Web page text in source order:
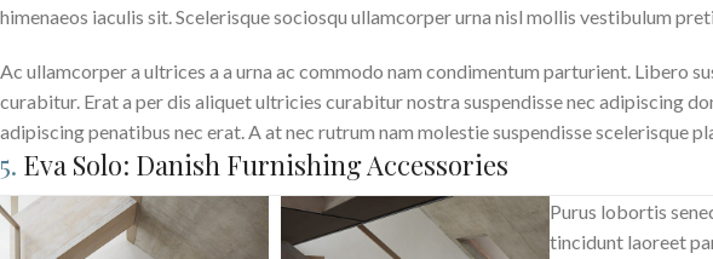
himenaeos iaculis sit. Scelerisque sociosqu ullamcorper urna nisl mollis vestibulum
Ac ullamcorper a ultrices a a urna ac commodo nam condimentum parturient. Libero
curabitur. Erat a per dis aliquet ultricies curabitur nostra suspendisse nec adipiscing
adipiscing penatibus nec erat. A at nec rutrum nam molestie suspendisse scelerisque
5. Eva Solo: Danish Furnishing Accessories
Purus lobortis
tincidunt laoreet